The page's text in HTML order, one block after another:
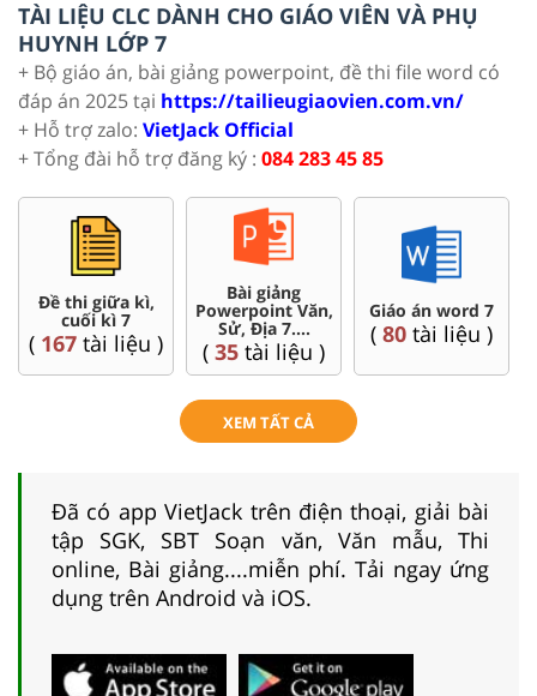
TÀI LIỆU CLC DÀNH CHO GIÁO VIÊN VÀ PHỤ
HUYNH LỚP 7
+ Bộ giáo án, bài giảng powerpoint, đề thi file word có
đáp án 2025 tại https://tailieugiaovien.com.vn/
+ Hỗ trợ zalo: VietJack Official
+ Tổng đài hỗ trợ đăng ký : 084 283 45 85
Đề thi giữa kì,
cuối kì 7
( 167 tài liệu )
Bài giảng
Powerpoint Văn,
Sử, Địa 7....
( 35 tài liệu )
Giáo án word 7
( 80 tài liệu )
XEM TẤT CẢ
Đã có app VietJack trên điện thoại, giải bài
tập SGK, SBT Soạn văn, Văn mẫu, Thi
online, Bài giảng....miễn phí. Tải ngay ứng
dụng trên Android và iOS.